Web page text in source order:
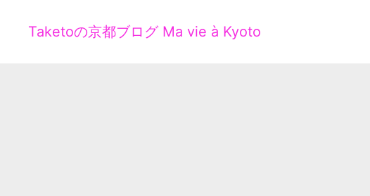
Taketoの京都ブログ Ma vie à Kyoto